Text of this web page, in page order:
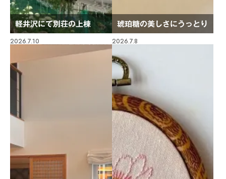
軽井沢にて別荘の上棟 琥珀糖の美しさにうっとり
2026.7.10 2026.7.8